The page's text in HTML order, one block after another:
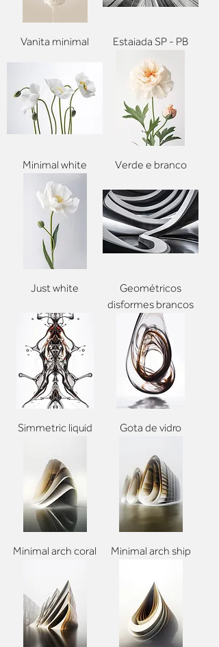
Vanita minimal Estaiada SP - PB
Minimal white Verde e branco
Just white
Geométricos
disformes brancos
Simmetric liquid Gota de vidro
Minimal arch coral Minimal arch ship